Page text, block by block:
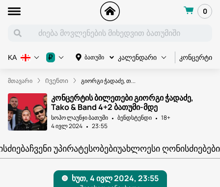
0
ბათუმი კალენდარი კონცერტი
KA ₽
მთავარი Ივენთი გიორგი ჭადაძე, თ...
კონცერტის ბილეთები გიორგი ჭადაძე,
Tako & Band 4+2 ბათუმი-მდე
სოჰო ლაუნჯი ბათუმი ბენდსტენდი
18+
4 ივლ 2024
23:55
ᲩᲕᲔᲜᲘ ᲣᲞᲘᲠᲐᲢᲔᲡᲝᲑᲔᲑᲘᲣᲐᲮᲚᲝᲔᲡᲘ ᲦᲝᲜᲘᲡᲫᲘᲔᲑᲔᲑᲘ